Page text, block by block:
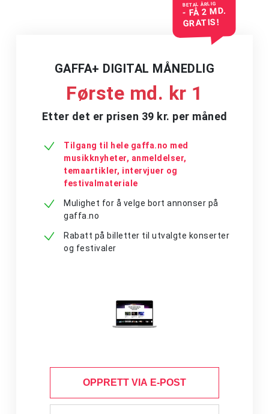
BETAL ÅRLIG
- FÅ 2 MD.
GRATIS!
GAFFA+ DIGITAL MÅNEDLIG
Første md. kr 1
Etter det er prisen 39 kr. per måned
Tilgang til hele gaffa.no med
musikknyheter, anmeldelser,
temaartikler, intervjuer og
festivalmateriale
Mulighet for å velge bort annonser på
gaffa.no
Rabatt på billetter til utvalgte konserter
og festivaler
OPPRETT VIA E-POST